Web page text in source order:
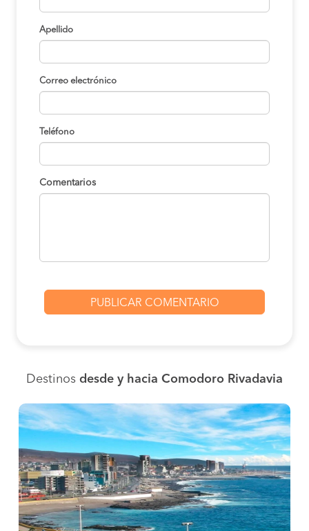
Apellido
Correo electrónico
Teléfono
Comentarios
Destinos desde y hacia Comodoro Rivadavia